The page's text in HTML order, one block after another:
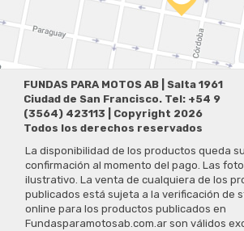
FUNDAS PARA MOTOS AB | Salta 1961
Ciudad de San Francisco. Tel: +54 9
(3564) 423113 | Copyright 2026
Todos los derechos reservados
La disponibilidad de los productos queda
confirmación al momento del pago. Las
ilustrativo. La venta de cualquiera de los
publicados está sujeta a la verificación de
online para los productos publicados en
Fundasparamotosab.com.ar son válidos